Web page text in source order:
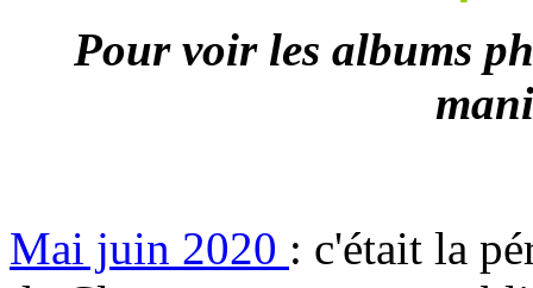
Pour voir les albums
Mai juin 2020 : c'était la